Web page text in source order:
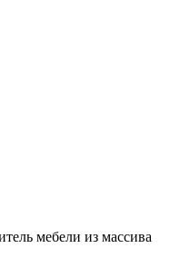
мебели из массива